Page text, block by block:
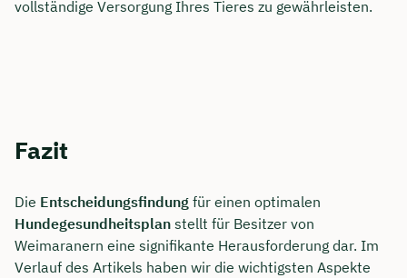
vollständige Versorgung Ihres Tieres zu gewährleisten.
Fazit
Die Entscheidungsfindung für einen optimalen
Hundegesundheitsplan stellt für Besitzer von
Weimaranern eine signifikante Herausforderung dar. Im
Verlauf des Artikels haben wir die wichtigsten Aspekte